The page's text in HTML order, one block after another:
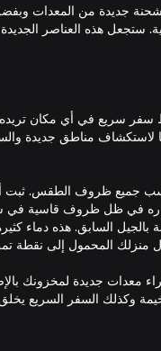
سفر سريع في أي مكان
لاستكشاف مناطق جديدة
في ظل ظروف قاسية في
5٪ تقريبًا مقارنة بالجيل السابق.
معدات جديدة لمخزونك
وكذلك السفر السريع